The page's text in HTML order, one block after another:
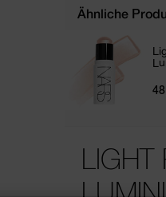
Ähnliche
LIGHT